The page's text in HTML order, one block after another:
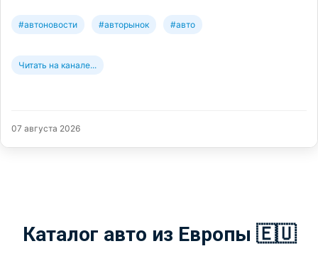
#автоновости #авторынок #авто
Читать на канале...
07 августа 2026
Каталог авто из Европы 🇪🇺